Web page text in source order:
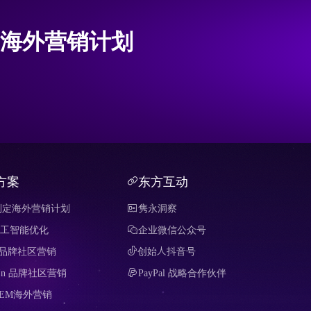
外营销计划
案
海外营销计划
智能优化
牌社区营销
品牌社区营销
海外营销
东方互动
隽永洞察
企业微信公众号
创始人抖音号
PayPal 战略合作伙伴